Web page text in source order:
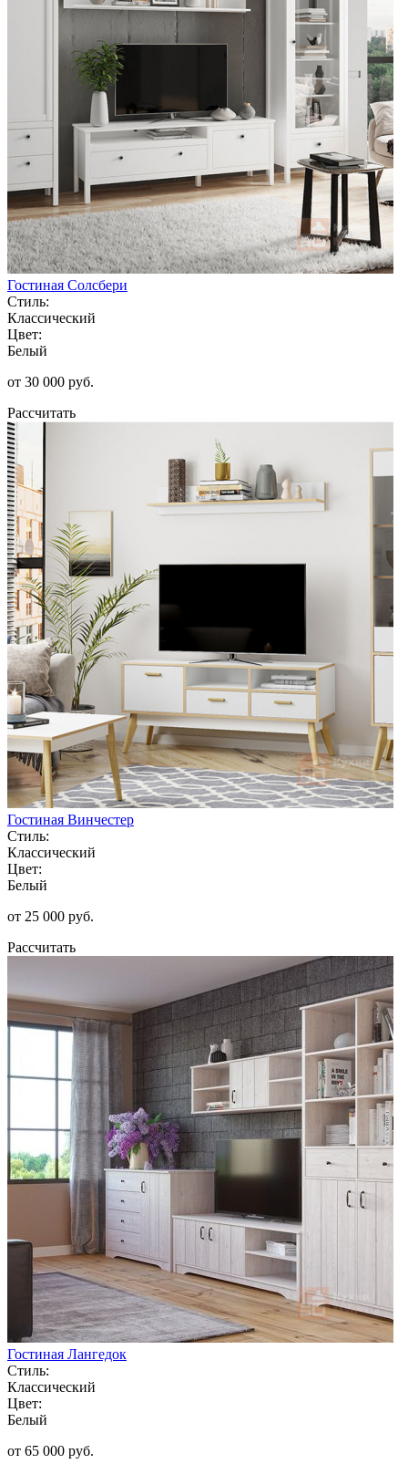
Гостиная Солсбери
Стиль:
Классический
Цвет:
Белый
от 30 000 руб.
Рассчитать
Гостиная Винчестер
Стиль:
Классический
Цвет:
Белый
от 25 000 руб.
Рассчитать
Гостиная Лангедок
Стиль:
Классический
Цвет:
Белый
от 65 000 руб.